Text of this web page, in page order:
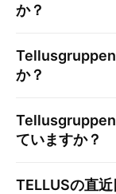
か？
か？
ていますか？
TELLUSの直